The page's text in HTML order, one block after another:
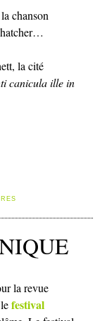
chanson
la cité
canicula ille in
la revue
festival